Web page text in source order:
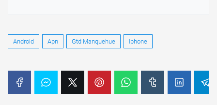
Android Apn Gtd Manquehue Iphone